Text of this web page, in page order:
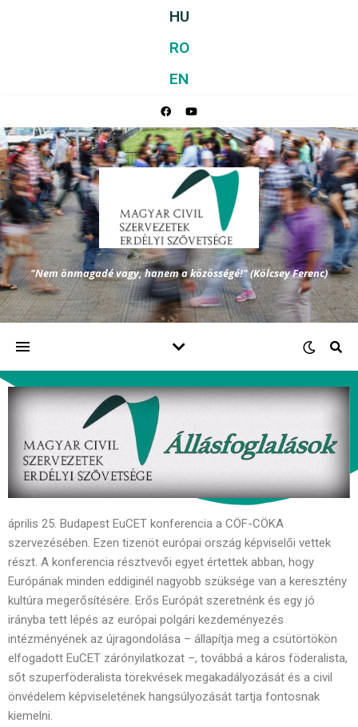
HU
RO
EN
"Nem önmagadé vagy, hanem a közösségé!" (Kölcsey Ferenc)
április 25. Budapest EuCET konferencia a CÖF-CÖKA
szervezésében. Ezen tizenöt európai ország képviselői vettek
részt. A konferencia résztvevői egyet értettek abban, hogy
Európának minden eddiginél nagyobb szüksége van a keresztény
kultúra megerősítésére. Erős Európát szeretnénk és egy jó
irányba tett lépés az európai polgári kezdeményezés
intézményének az újragondolása – állapítja meg a csütörtökön
elfogadott EuCET zárónyilatkozat –, továbbá a káros föderalista,
sőt szuperföderalista törekvések megakadályozását és a civil
önvédelem képviseletének hangsúlyozását tartja fontosnak
kiemelni.